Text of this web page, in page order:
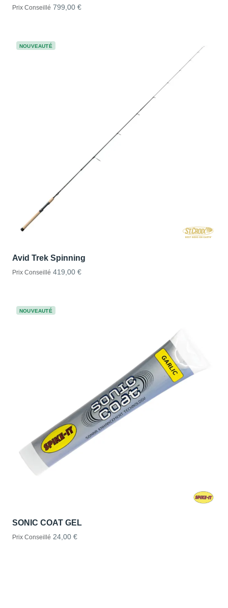
Prix Conseillé 799,00 €
NOUVEAUTÉ
Avid Trek Spinning
Prix Conseillé 419,00 €
NOUVEAUTÉ
SONIC COAT GEL
Prix Conseillé 24,00 €